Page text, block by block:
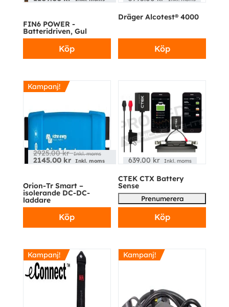
FIN6 POWER -
Batteridriven, Gul
Köp
Dräger Alcotest® 4000
Köp
Kampanj!
2925.00kr Inkl. moms
2145.00 kr Inkl. moms
Orion-Tr Smart –
isolerande DC-DC-
laddare
Köp
639.00 kr Inkl. moms
CTEK CTX Battery
Sense
Köp
Kampanj! Kampanj!